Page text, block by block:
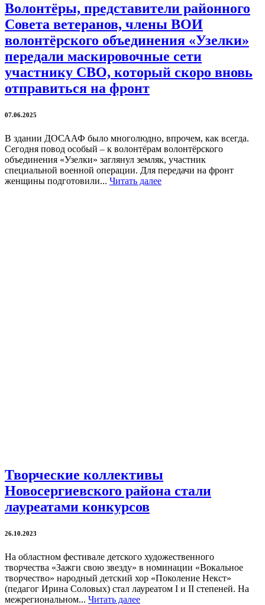
Волонтёры, представители районного
Совета ветеранов, члены ВОИ
волонтёрского объединения «Узелки»
передали маскировочные сети
участнику СВО, который скоро вновь
отправиться на фронт
07.06.2025
В здании ДОСААФ было многолюдно, впрочем, как всегда.
Сегодня повод особый – к волонтёрам волонтёрского
объединения «Узелки» заглянул земляк, участник
специальной военной операции. Для передачи на фронт
женщины подготовили... Читать далее
Творческие коллективы
Новосергиевского района стали
лауреатами конкурсов
26.10.2023
На областном фестивале детского художественного
творчества «Зажги свою звезду» в номинации «Вокальное
творчество» народный детский хор «Поколение Некст»
(педагог Ирина Соловых) стал лауреатом I и II степеней. На
межрегиональном... Читать далее